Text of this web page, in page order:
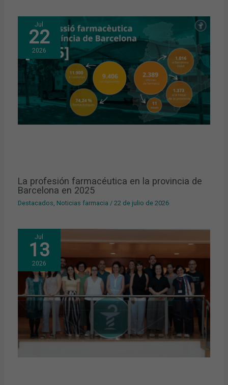
Jul
22
2026
La profesión farmacéutica en la provincia de
Barcelona en 2025
Destacados, Noticias farmacia /22 de julio de 2026
Jul
13
2026